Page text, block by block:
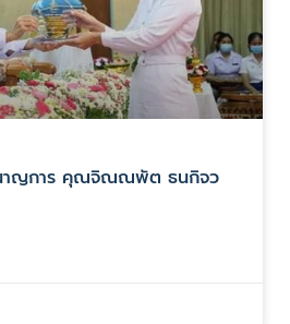
าญการ คุณจิณณพัต ธนกิจว